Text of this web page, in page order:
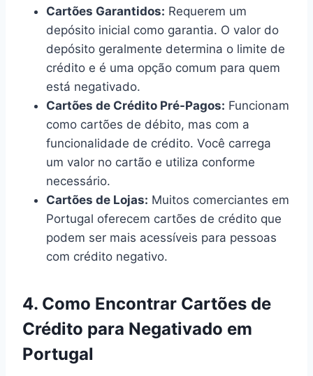
Cartões Garantidos: Requerem um
depósito inicial como garantia. O valor do
depósito geralmente determina o limite de
crédito e é uma opção comum para quem
está negativado.
Cartões de Crédito Pré-Pagos: Funcionam
como cartões de débito, mas com a
funcionalidade de crédito. Você carrega
um valor no cartão e utiliza conforme
necessário.
Cartões de Lojas: Muitos comerciantes em
Portugal oferecem cartões de crédito que
podem ser mais acessíveis para pessoas
com crédito negativo.
4. Como Encontrar Cartões de
Crédito para Negativado em
Portugal